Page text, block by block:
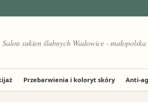
Salon sukien ślubnych Wadowice -
Przebarwienia i koloryt skóry Anti-